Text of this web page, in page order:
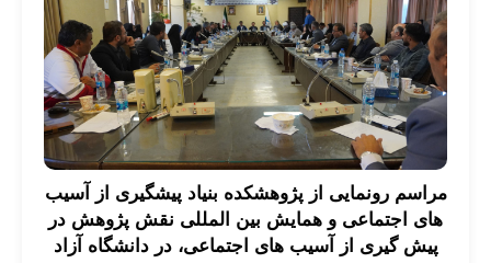
مراسم رونمایی از پژوهشکده بنیاد پیشگیری از آسیب
های اجتماعی و همایش بین المللی نقش پژوهش در
پیش گیری از آسیب های اجتماعی، در دانشگاه آزاد